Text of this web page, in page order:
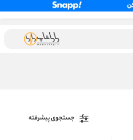
جستجوی پیشرفته